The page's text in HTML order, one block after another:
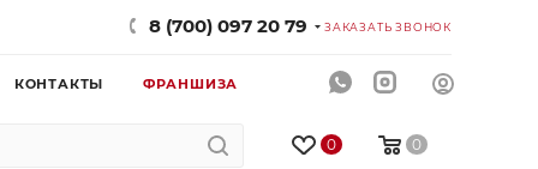
8 (700) 097 20 79 ЗАКАЗАТЬ ЗВОНОК
КОНТАКТЫ ФРАНШИЗА
0 0